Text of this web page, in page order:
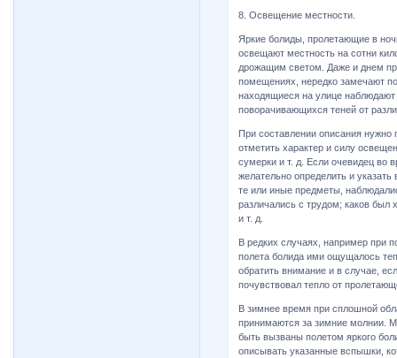
8. Освещение местности.
Яркие болиды, пролетающие в
освещают местность на сотни
дрожащим светом. Даже и днем
помещениях, нередко замечают
находящиеся на улице
поворачивающихся теней от
При составлении описания нужно
отметить характер и силу
сумерки и т. д. Если очевидец во
желательно определить и
те или иные предметы,
различались с трудом; каков
и т. д.
В редких случаях, например при
полета болида ими ощущалось
обратить внимание и в случае,
почувствовал тепло от
В зимнее время при сплошной
принимаются за зимние молнии.
быть вызваны полетом яркого
описывать указанные вспышки,